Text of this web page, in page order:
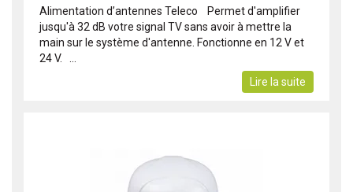
Alimentation d’antennes Teleco Permet d'amplifier
jusqu'à 32 dB votre signal TV sans avoir à mettre la
main sur le système d'antenne. Fonctionne en 12 V et
24 V. ...
Lire la suite